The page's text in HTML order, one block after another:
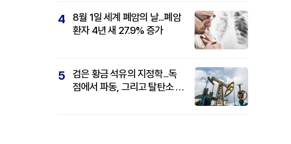
4
8월 1일 세계 폐암의 날...폐암
환자 4년 새 27.9% 증가
5
검은 황금 석유의 지정학...독
점에서 파동, 그리고 탈탄소 패